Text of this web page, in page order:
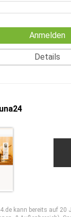
Anmelden
Details
kann bereits auf 20